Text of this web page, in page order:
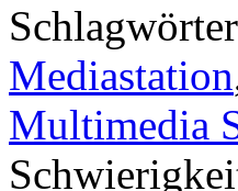
Mediastation
Multimedia